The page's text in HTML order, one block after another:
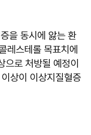
을 동시에 앓는 환
레스테롤 목표치에
으로 처방될 예정이
상이 이상지질혈증